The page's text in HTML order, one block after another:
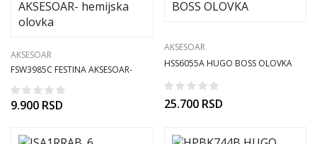
AKSESOAR
FSW3985C FESTINA AKSESOAR-
hemijska olovka
9.900 RSD
AKSESOAR
HSS6055A HUGO BOSS OLOVKA
25.700 RSD